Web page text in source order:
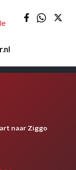
naar Ziggo